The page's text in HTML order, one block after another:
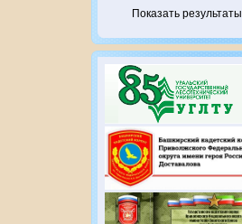
Показать результаты